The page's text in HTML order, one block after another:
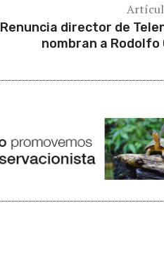
Renuncia director de
nombran a Rodolfo